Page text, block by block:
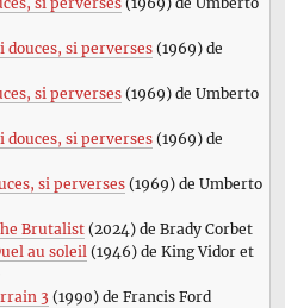
douces, si perverses(1969) de
si perverses(1969) de Umberto
douces, si perverses(1969) de
si perverses(1969) de Umberto
Brutalist(2024) de Brady Corbet
au soleil (1946) de King Vidor et
3 (1990) de Francis Ford